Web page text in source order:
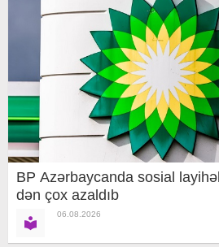
BP Azərbaycanda sosial
dən çox azaldıb
06.08.2026